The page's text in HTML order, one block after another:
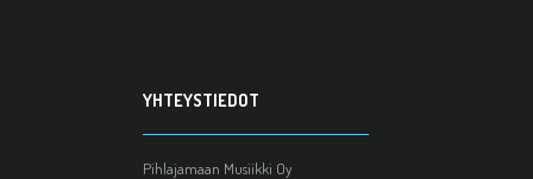
YHTEYSTIEDOT
Pihlajamaan Musiikki Oy